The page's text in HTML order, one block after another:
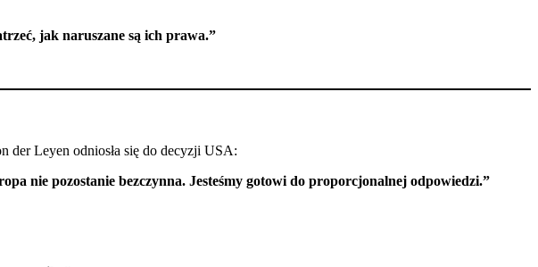
jak naruszane są ich prawa.”
der Leyen odniosła się do decyzji USA:
nie pozostanie bezczynna. Jesteśmy gotowi do proporcjonalnej odpowiedzi.”